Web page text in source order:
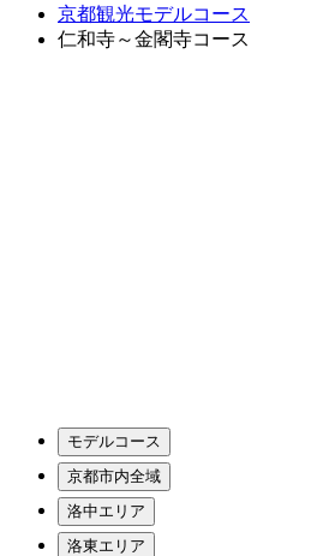
京都観光モデルコース
仁和寺～金閣寺コース
モデルコース
京都市内全域
洛中エリア
洛東エリア